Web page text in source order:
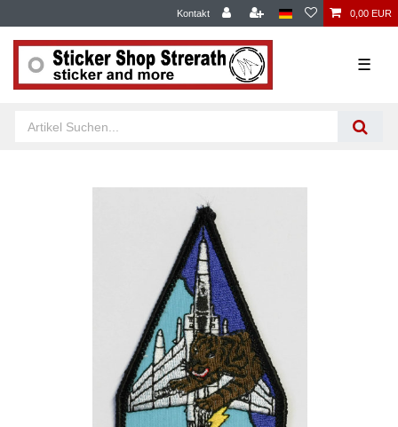
Kontakt 0,00 EUR
☰